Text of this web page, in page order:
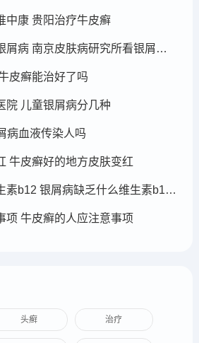
中康 贵阳治疗牛皮癣
南京皮肤病研究所银屑病 南京皮肤病研究所看银屑病哪个医生厉害
皮癣能治好了吗
院 儿童银屑病分几种
病血液传染人吗
牛皮癣好的地方皮肤变红
银屑病缺乏什么维生素b12 银屑病缺乏什么维生素b12可以补充
项 牛皮癣的人应注意事项
头癣 治疗